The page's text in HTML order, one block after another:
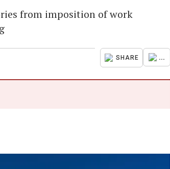
from imposition of work
SHARE ...